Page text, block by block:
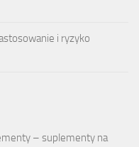
i ryzyko
– suplementy na